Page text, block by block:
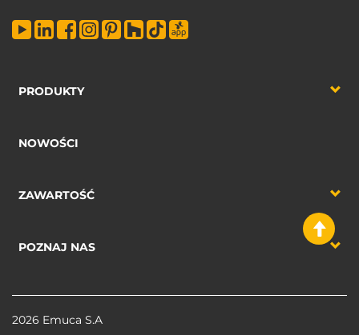
PRODUKTY
NOWOŚCI
ZAWARTOŚĆ
POZNAJ NAS
2026 Emuca S.A